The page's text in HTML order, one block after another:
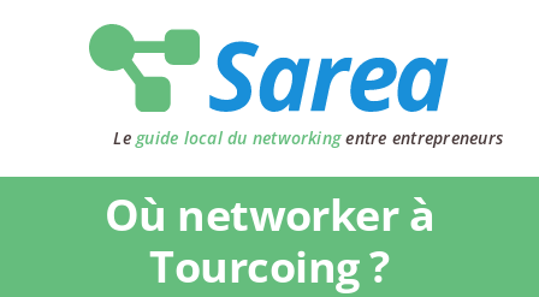
Le guide local du networkingentre entrepreneurs
Où networker à
Tourcoing ?